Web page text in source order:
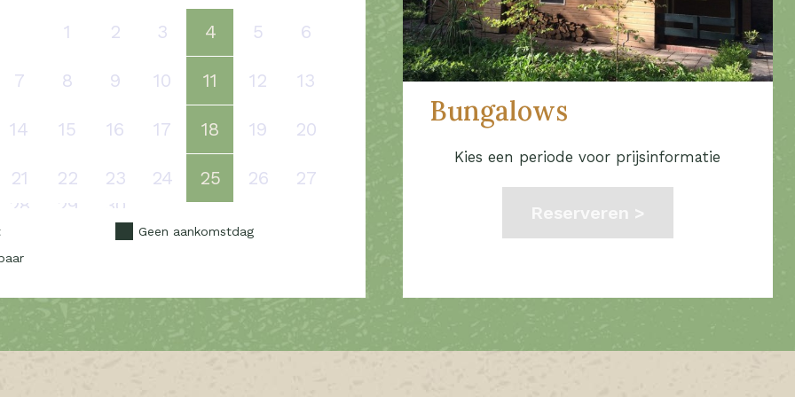
1 2 3 4 5 6
7 8 9 10 11 12 13
14 15 16 17 18 19 20
21 22 23 24 25 26
27
28
29 30
Geen aankomstdag
Bungalows
Kies een periode voor prijsinformatie
Reserveren